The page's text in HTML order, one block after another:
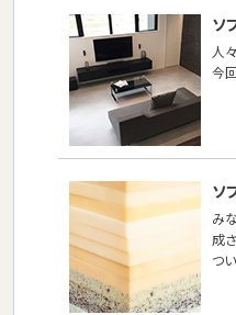
ソ
人
今
ソ
み
成
つ